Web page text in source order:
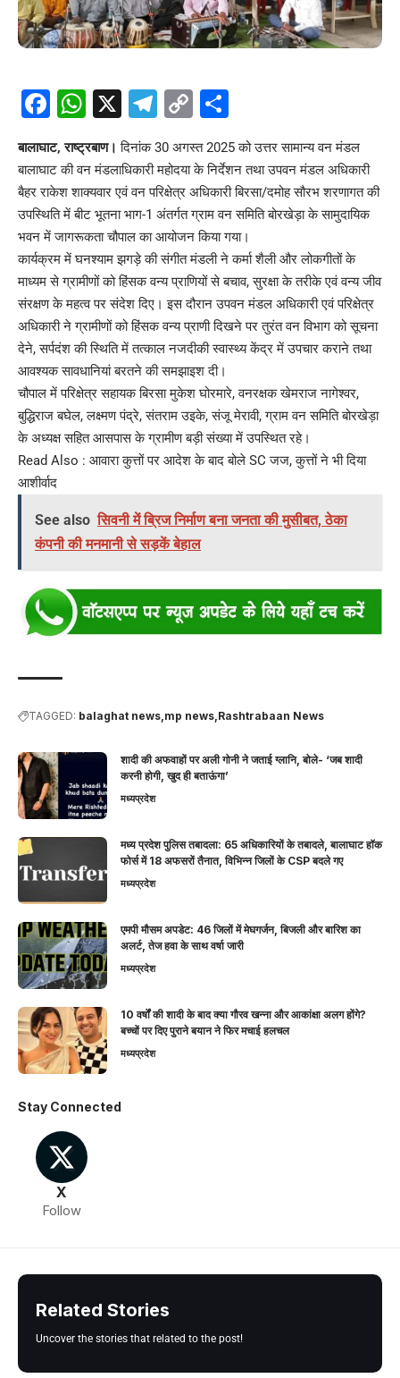
Facebook
WhatsApp
X Telegram
Copy
बालाघाट, राष्ट्रबाण। दिनांक 30 अगस्त 2025 को उत्तर सामान्यवन मंडल
बालाघाट की वन मंडलाधिकारी महोदया के निर्देशन तथा उपवन मंडल अधिकारी
बैहर राकेश शाक्यवार एवं वन परिक्षेत्र अधिकारी बिरसा/दमोह सौरभ शरणागत की
उपस्थिति में बीट भूतना भाग-1 अंतर्गत ग्राम वन समिति बोरखेड़ा के सामुदायिक
भवन में जागरूकता चौपाल का आयोजन किया गया।
कार्यक्रम में घनश्याम झगड़े की संगीत मंडली ने कर्मा शैली और लोकगीतों के
माध्यम से ग्रामीणों को हिंसक वन्य प्राणियों से बचाव, सुरक्षा के तरीके एवं वन्य जीव
संरक्षण के महत्व पर संदेश दिए। इस दौरान उपवन मंडल अधिकारी एवं परिक्षेत्र
अधिकारी ने ग्रामीणों को हिंसक वन्य प्राणी दिखने पर तुरंत वन विभाग को सूचना
देने, सर्पदंश की स्थिति में तत्काल नजदीकी स्वास्थ्य केंद्र में उपचार कराने तथा
आवश्यक सावधानियां बरतने की समझाइश दी।
चौपाल में परिक्षेत्र सहायक बिरसा मुकेश घोरमारे, वनरक्षक खेमराज नागेश्वर,
बुद्धिराज बघेल, लक्ष्मण पंद्रे, संतराम उइके, संजू मेरावी, ग्राम वन समिति बोरखेड़ा
के अध्यक्ष सहित आसपास के ग्रामीण बड़ी संख्या में उपस्थित रहे।
Read Also : आवारा कुत्तों पर आदेश के बाद बोले SC जज, कुत्तों ने भी दिया
आशीर्वाद
See also सिवनी में ब्रिज निर्माण बना जनता की मुसीबत, ठेका
कंपनी की मनमानी से सड़कें बेहाल
TAGGED: balaghat news mp news Rashtrabaan News
शादी की अफवाहों पर अली गोनी ने जताई ग्लानि, बोले- ‘जब शादी
करनी होगी, खुद ही बताऊंगा’
मध्यप्रदेश
मध्य प्रदेश पुलिस तबादला: 65 अधिकारियों के तबादले, बालाघाट हॉक
फोर्स में 18 अफसरों तैनात, विभिन्न जिलों के CSP बदले गए
मध्यप्रदेश
एमपी मौसम अपडेट: 46 जिलों में मेघगर्जन, बिजली और बारिश का
अलर्ट, तेज हवा के साथ वर्षा जारी
मध्यप्रदेश
10 वर्षों की शादी के बाद क्या गौरव खन्ना और आकांक्षा अलग होंगे?
बच्चों पर दिए पुराने बयान ने फिर मचाई हलचल
मध्यप्रदेश
Stay Connected
X
Follow
Related Stories
Uncover the stories that related to the post!